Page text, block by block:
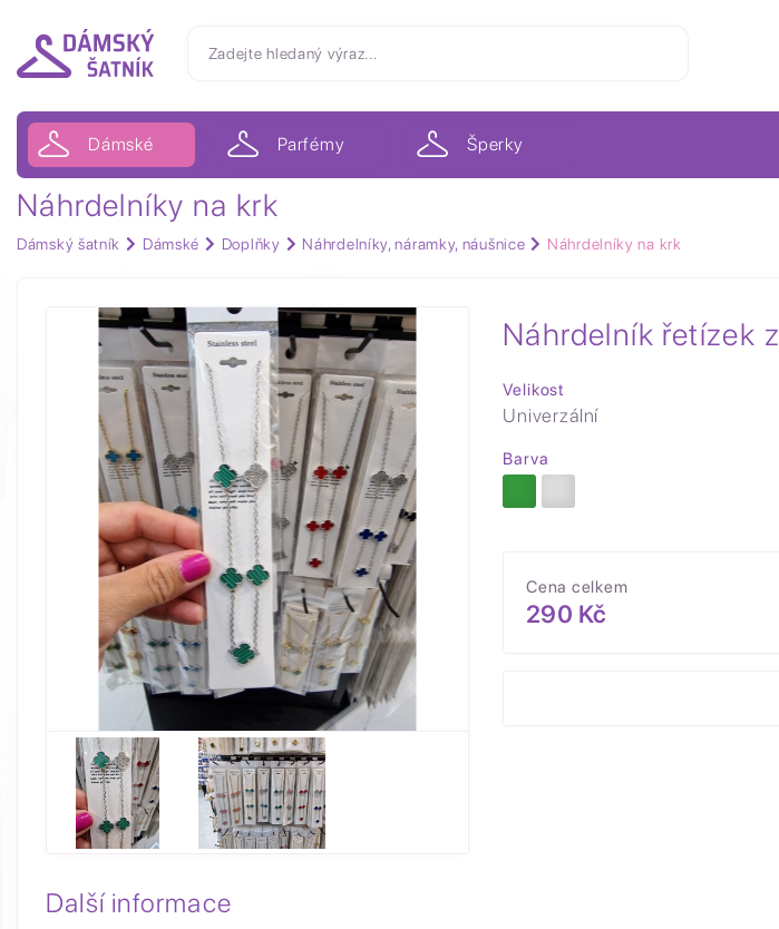
Dámské Parfémy Šperky
Náhrdelníky na krk
Dámský šatník Dámské Doplňky Náhrdelníky, náramky, náušnice Náhrdelníky na krk
Náhrdelník řetízek
Velikost
Univerzální
Barva
Cena celkem
290 Kč
Další informace